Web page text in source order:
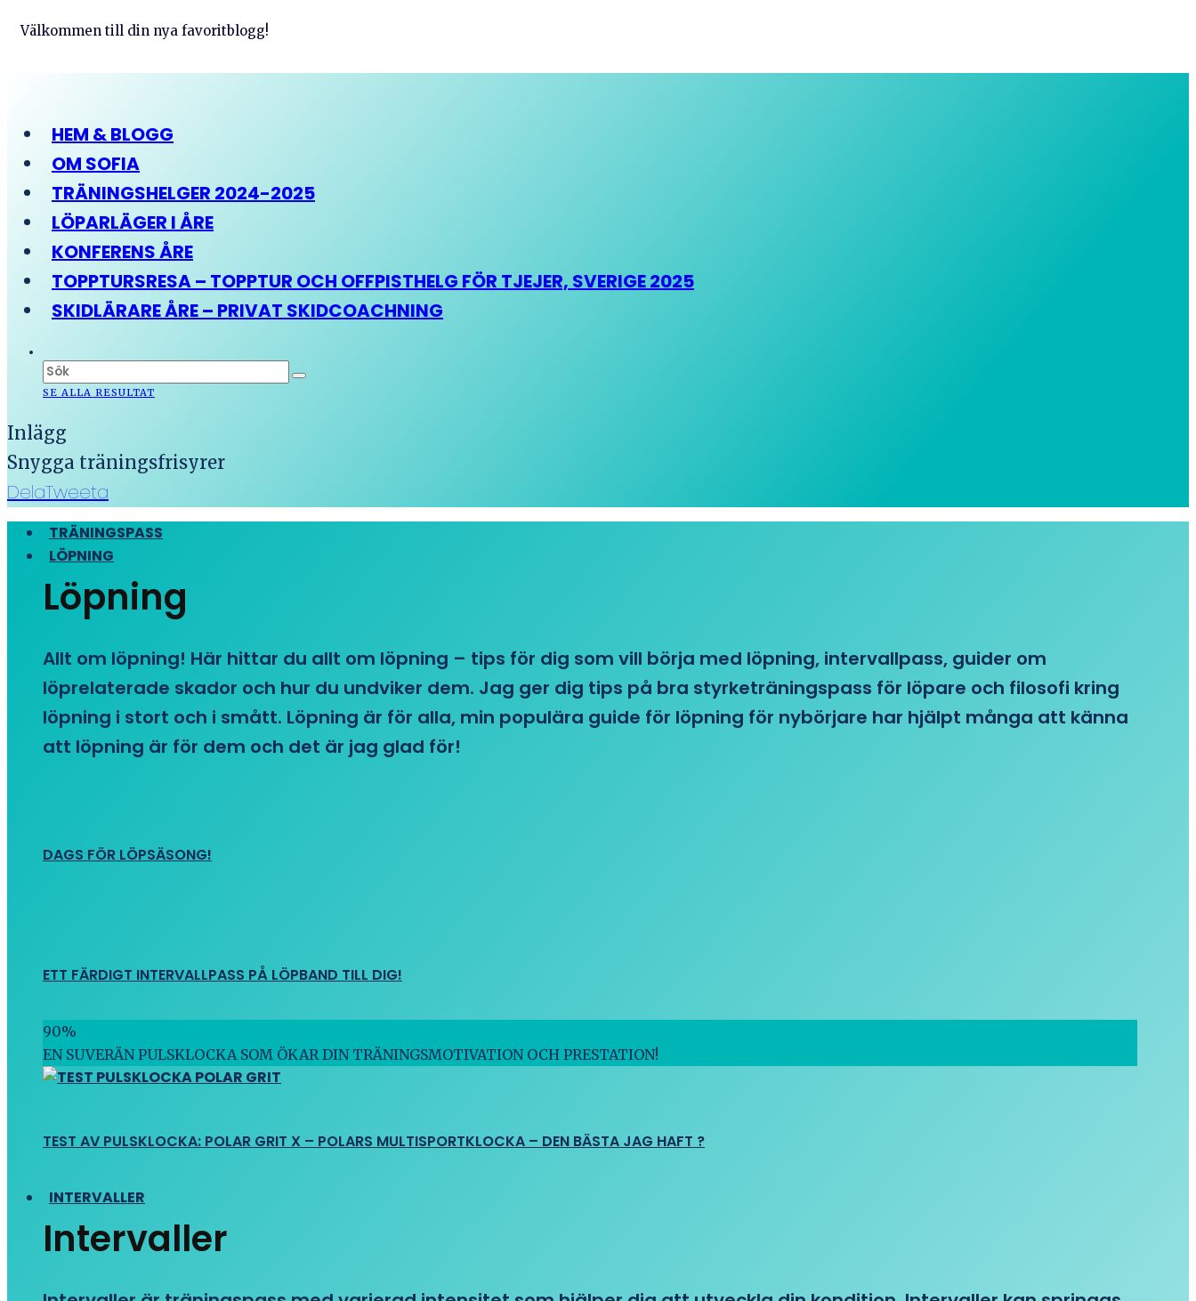
Välkommen till din nya favoritblogg!
HEM & BLOGG
OM SOFIA
TRÄNINGSHELGER 2024-2025
LÖPARLÄGER I ÅRE
KONFERENS ÅRE
TOPPTURSRESA – TOPPTUR OCH OFFPISTHELG FÖR TJEJER, SVERIGE 2025
SKIDLÄRARE ÅRE – PRIVAT SKIDCOACHNING
SE ALLA RESULTAT
Inlägg
Snygga träningsfrisyrer
DelaTweeta
TRÄNINGSPASS
LÖPNING
Löpning
Allt om löpning! Här hittar du allt om löpning – tips för dig som vill börja med löpning, intervallpass, guider om
löprelaterade skador och hur du undviker dem. Jag ger dig tips på bra styrketräningspass för löpare och filosofi kring
löpning i stort och i smått. Löpning är för alla, min populära guide för löpning för nybörjare har hjälpt många att känna
att löpning är för dem och det är jag glad för!
DAGS FÖR LÖPSÄSONG!
ETT FÄRDIGT INTERVALLPASS PÅ LÖPBAND TILL DIG!
90%
EN SUVERÄN PULSKLOCKA SOM ÖKAR DIN TRÄNINGSMOTIVATION OCH PRESTATION!
TEST AV PULSKLOCKA: POLAR GRIT X – POLARS MULTISPORTKLOCKA – DEN BÄSTA JAG HAFT ?
INTERVALLER
Intervaller